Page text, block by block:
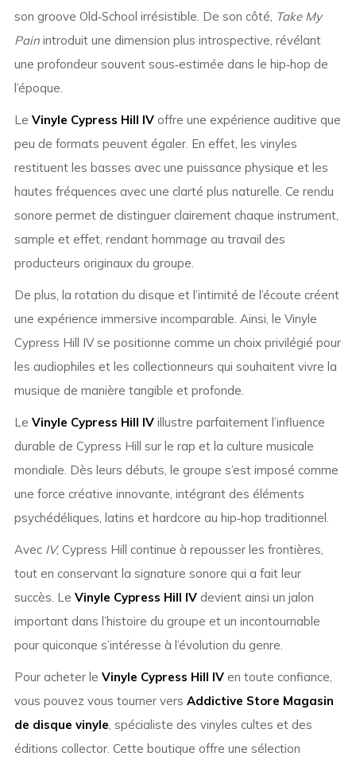
son groove Old‑School irrésistible. De son côté, Take My
Painintroduit une dimension plus introspective, révélant
une profondeur souvent sous‑estimée dans le hip‑hop de
l’époque.
Le Vinyle Cypress Hill IVoffre une expérience auditive que
peu de formats peuvent égaler. En effet, les vinyles
restituent les basses avec une puissance physique et les
hautes fréquences avec une clarté plus naturelle. Ce rendu
sonore permet de distinguer clairement chaque instrument,
sample et effet, rendant hommage au travail des
producteurs originaux du groupe.
De plus, la rotation du disque et l’intimité de l’écoute créent
une expérience immersive incomparable. Ainsi, le Vinyle
Cypress Hill IV se positionne comme un choix privilégié pour
les audiophiles et les collectionneurs qui souhaitent vivre la
musique de manière tangible et profonde.
Le Vinyle Cypress Hill IVillustre parfaitement l’influence
durable de Cypress Hill sur le rap et la culture musicale
mondiale. Dès leurs débuts, le groupe s’est imposé comme
une force créative innovante, intégrant des éléments
psychédéliques, latins et hardcore au hip‑hop traditionnel.
Avec IV, Cypress Hill continue à repousser les frontières,
tout en conservant la signature sonore qui a fait leur
succès. Le Vinyle Cypress Hill IVdevient ainsi un jalon
important dans l’histoire du groupe et un incontournable
pour quiconque s’intéresse à l’évolution du genre.
Pour acheter le Vinyle Cypress Hill IVen toute confiance,
vous pouvez vous tourner vers Addictive Store Magasin
de disque vinyle, spécialiste des vinyles cultes et des
éditions collector. Cette boutique offre une sélection